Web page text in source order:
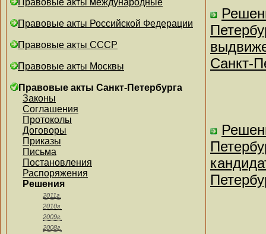
Правовые акты международные
Правовые акты Российской Федерации
Правовые акты СССР
Правовые акты Москвы
Правовые акты Санкт-Петербурга
Законы
Соглашения
Протоколы
Договоры
Приказы
Письма
Постановления
Распоряжения
Решения
2011г.
2010г.
2009г.
2008г.
Санкт-